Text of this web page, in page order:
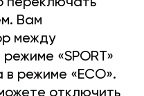
переключать
Вам
между
«SPORT»
в режиме «ECO».